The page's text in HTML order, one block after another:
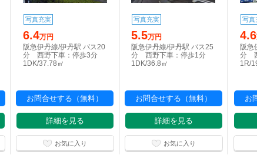
写真充実
6.4万円
阪急伊丹線/伊丹駅 バス20
分 西野下車：停歩3分
1DK/37.78㎡
お問合せする（無料）
詳細を見る
お気に入り
写真充実
5.5万円
阪急伊丹線/伊丹駅 バス25
分 西野下車：停歩1分
1DK/36.8㎡
お問合せする（無料）
詳細を見る
お気に入り
写真
4.6
阪急
分
1R/
お